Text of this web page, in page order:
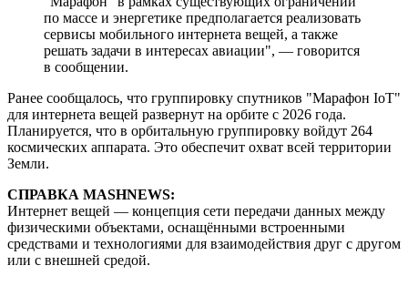
по массе и энергетике предполагается реализовать
сервисы мобильного интернета вещей, а также
решать задачи в интересах авиации", — говорится
в сообщении.
Ранее сообщалось, что группировку спутников "Марафон IoT"
для интернета вещей развернут на орбите с 2026 года.
Планируется, что в орбитальную группировку войдут 264
космических аппарата. Это обеспечит охват всей территории
Земли.
СПРАВКА MASHNEWS:
Интернет вещей — концепция сети передачи данных между
физическими объектами, оснащёнными встроенными
средствами и технологиями для взаимодействия друг с другом
или с внешней средой.